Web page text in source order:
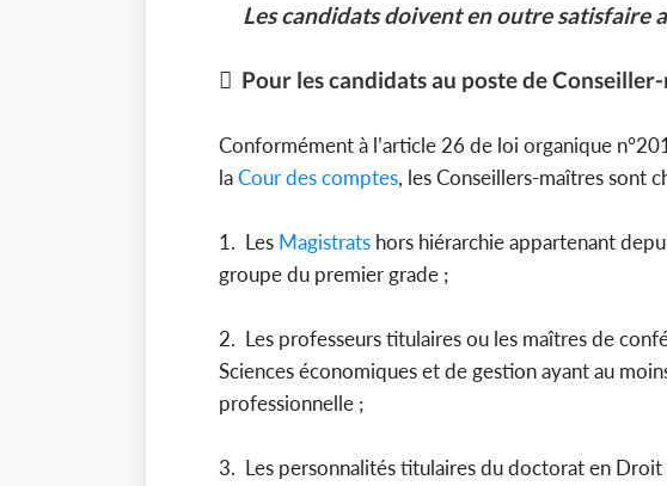
Les candidats doivent en outre satisfaire
 Pour les candidats au poste de
Conformément à l’article 26 de loi organique
laCour des comptes, les Conseillers-maîtres sont
1. Les Magistrats hors hiérarchie appartenant
groupe du premier grade ;
2. Les professeurs titulaires ou les maîtres de
Sciences économiques et de gestion ayant au
professionnelle ;
3. Les personnalités titulaires du doctorat en